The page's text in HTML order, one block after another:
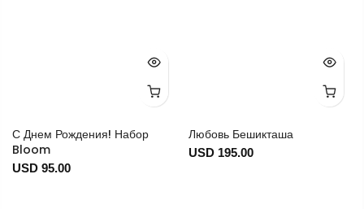
С Днем Рождения! Набор
Bloom
USD 95.00
Любовь Бешикташа
USD 195.00